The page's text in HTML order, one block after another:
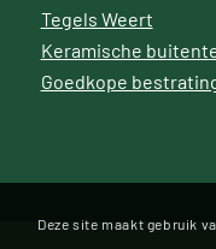
Tegels Weert
Keramische
Goedkope
Deze site maakt gebruik